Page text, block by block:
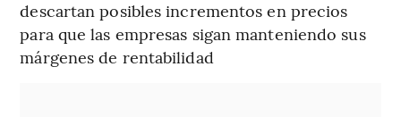
descartan posibles incrementos en precios
para que las empresas sigan manteniendo sus
márgenes de rentabilidad